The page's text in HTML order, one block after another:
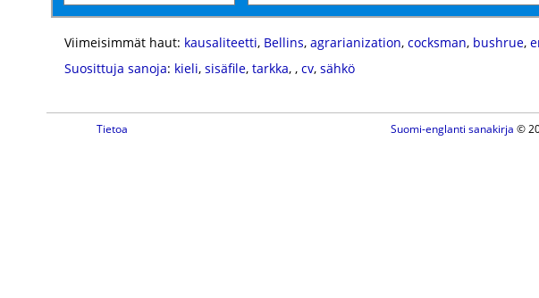
Viimeisimmät haut: kausaliteetti, Bellins, agrarianization, cocksman, bushrue,
Suosittuja sanoja: kieli, sisäfile, tarkka, , cv, sähkö
Tietoa Suomi-englanti sanakirja ©